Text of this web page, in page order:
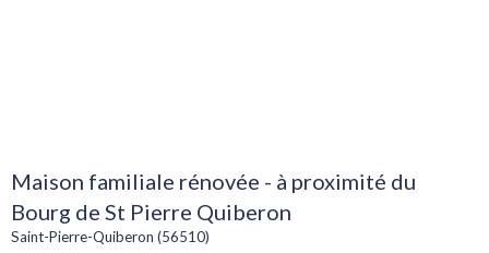
Maison familiale rénovée - à proximité du
Bourg de St Pierre Quiberon
Saint-Pierre-Quiberon (56510)